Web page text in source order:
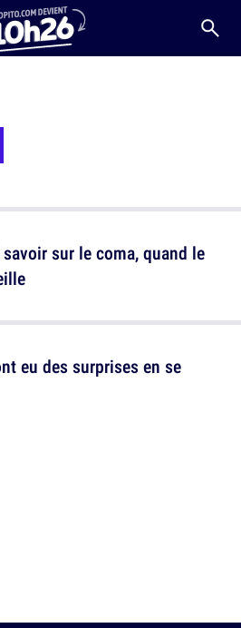
sur le coma, quand le
eu des surprises en se